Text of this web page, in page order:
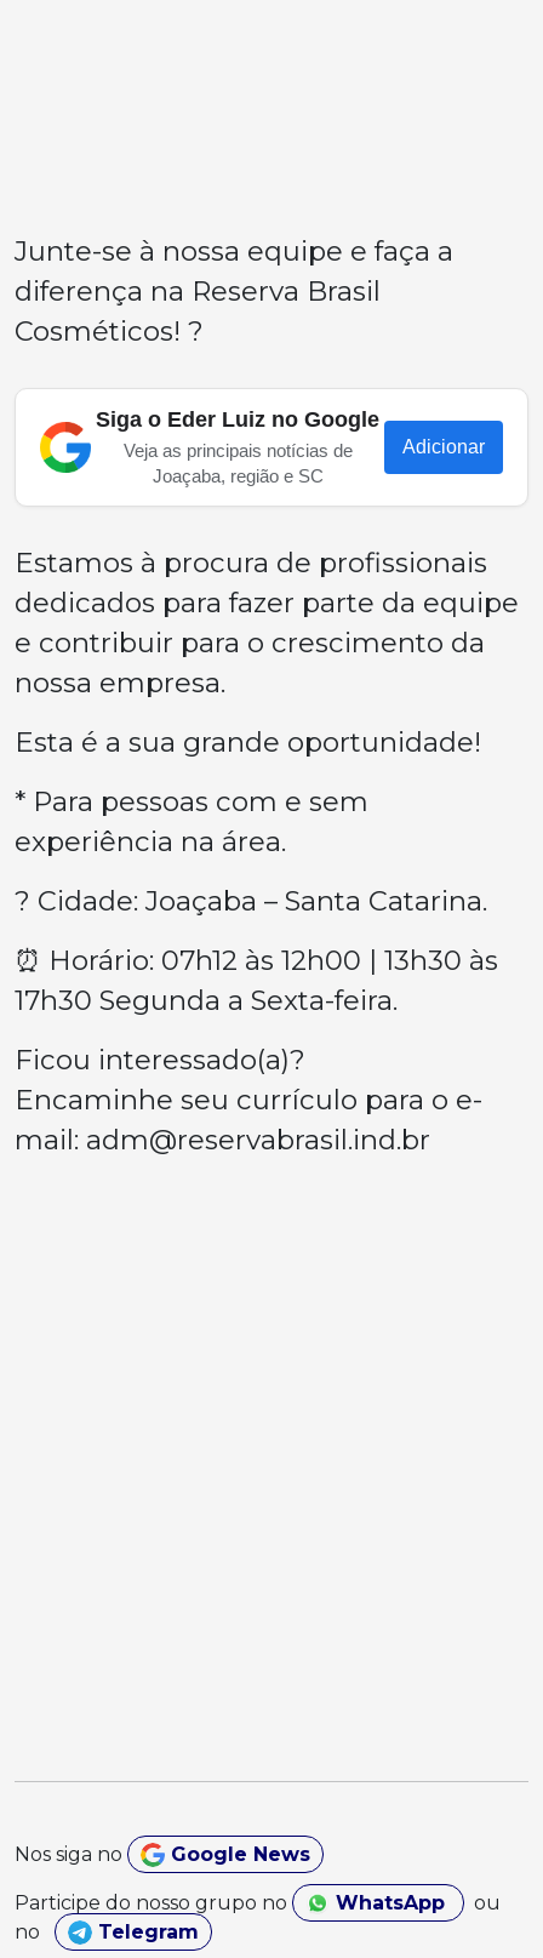
Junte-se à nossa equipe e faça a
diferença na Reserva Brasil
Cosméticos! ?
Siga o Eder Luiz no Google
Veja as principais notícias de
Joaçaba, região e SC
Adicionar
Estamos à procura de profissionais
dedicados para fazer parte da equipe
e contribuir para o crescimento da
nossa empresa.
Esta é a sua grande oportunidade!
* Para pessoas com e sem
experiência na área.
? Cidade: Joaçaba – Santa Catarina.
⏰ Horário: 07h12 às 12h00 | 13h30 às
17h30 Segunda a Sexta-feira.
Ficou interessado(a)?
Encaminhe seu currículo para o e-
mail: adm@reservabrasil.ind.br
Nos siga no Google News
Participe do nosso grupo no WhatsApp
ou
no
Telegram